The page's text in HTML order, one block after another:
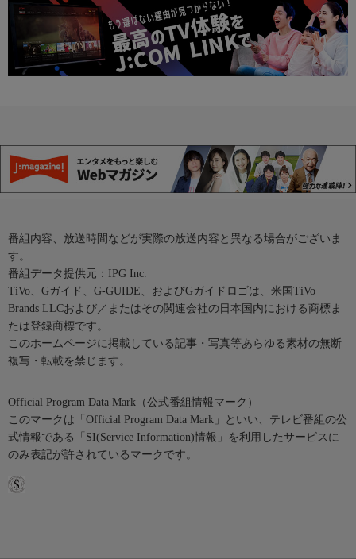
番組内容、放送時間などが実際の放送内容と異なる場合がございま
す。
番組データ提供元：IPG Inc.
TiVo、Gガイド、G-GUIDE、およびGガイドロゴは、米国TiVo
Brands LLCおよび／またはその関連会社の日本国内における商標ま
たは登録商標です。
このホームページに掲載している記事・写真等あらゆる素材の無断
複写・転載を禁じます。
Official Program Data Mark（公式番組情報マーク）
このマークは「Official Program Data Mark」といい、テレビ番組の公
式情報である「SI(Service Information)情報」を利用したサービスに
のみ表記が許されているマークです。